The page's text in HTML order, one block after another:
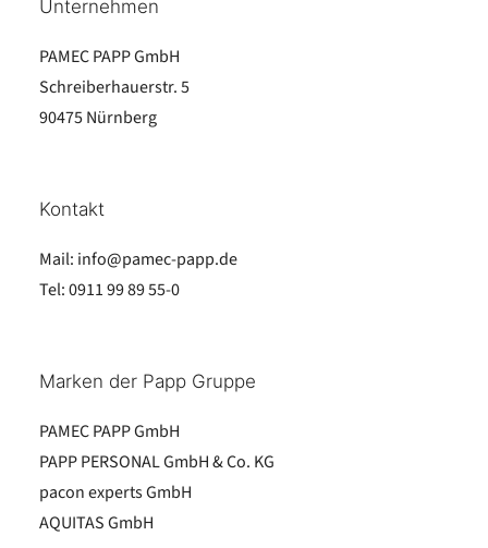
Unternehmen
PAMEC PAPP GmbH
Schreiberhauerstr. 5
90475 Nürnberg
Kontakt
Mail: info@pamec-papp.de
Tel:0911 99 89 55-0
Marken der Papp Gruppe
PAMEC PAPP GmbH
PAPP PERSONAL GmbH & Co. KG
pacon experts GmbH
AQUITAS GmbH